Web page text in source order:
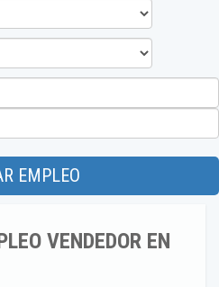
EMPLEO
VENDEDOR EN